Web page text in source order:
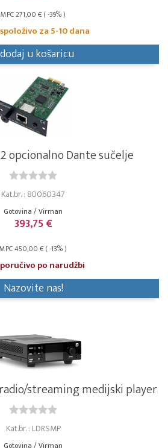
MPC 271,00 € ( -39% )
za 5-10 dana
dodaj u košaricu
opcionalno Dante sučelje
Kat.br. : 80060347
Gotovina / Virman
393,75 €
MPC 450,00 € ( -13% )
po narudžbi
Nazovite nas!
radio/streaming medijski player
Kat.br. : LDRSMP